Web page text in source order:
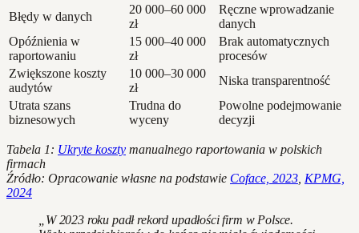
Błędy w danych
20 000–60 000
zł
Ręczne wprowadzanie
danych
Opóźnienia w
raportowaniu
15 000–40 000
zł
Brak automatycznych
procesów
Zwiększone koszty
audytów
10 000–30 000
zł
Niska transparentność
Utrata szans
biznesowych
Trudna do
wyceny
Powolne podejmowanie
decyzji
Tabela 1: Ukryte koszty manualnego raportowania w polskich
firmach
Źródło: Opracowanie własne na podstawie Coface, 2023 KPMG,
2024
„W 2023 roku padł rekord upadłości firm w Polsce.